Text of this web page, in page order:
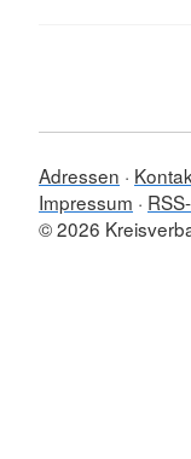
Adressen
Impressum
© 2026